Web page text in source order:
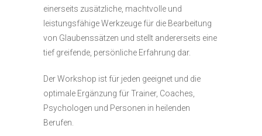
einerseits zusätzliche, machtvolle und
leistungsfähige Werkzeuge für die Bearbeitung
von Glaubenssätzen und stellt andererseits eine
tief greifende, persönliche Erfahrung dar.
Der Workshop ist für jeden geeignet und die
optimale Ergänzung für Trainer, Coaches,
Psychologen und Personen in heilenden
Berufen.